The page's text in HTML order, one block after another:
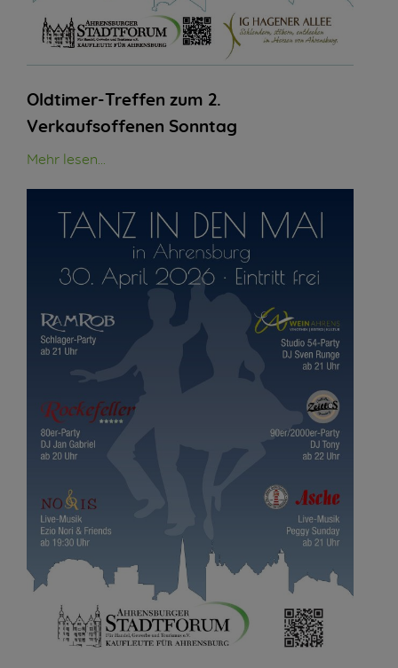
Oldtimer-Treffen zum 2.
Verkaufsoffenen Sonntag
Mehr lesen...